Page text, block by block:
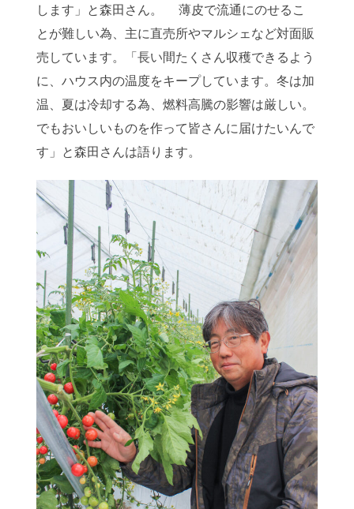
します」と森田さん。 薄皮で流通にのせるこ
とが難しい為、主に直売所やマルシェなど対面販
売しています。「長い間たくさん収穫できるよう
に、ハウス内の温度をキープしています。冬は加
温、夏は冷却する為、燃料高騰の影響は厳しい。
でもおいしいものを作って皆さんに届けたいんで
す」と森田さんは語ります。